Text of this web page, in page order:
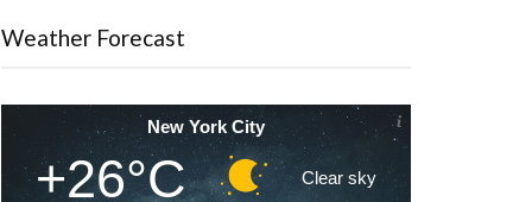
Weather Forecast
New York City
+26°C Clear sky